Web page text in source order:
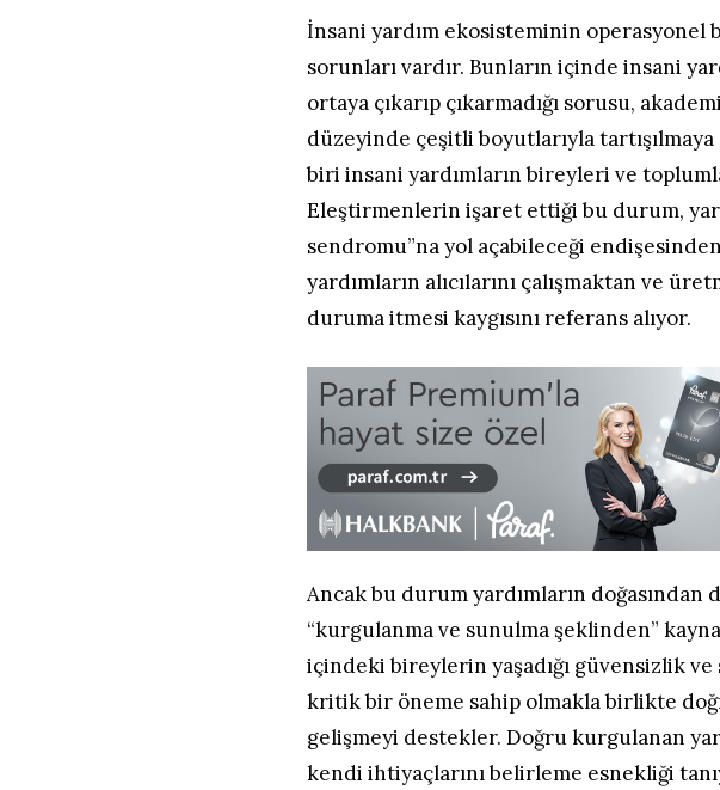
İnsani yardım ekosisteminin operasyonel
sorunları vardır. Bunların içinde insani
ortaya çıkarıp çıkarmadığı sorusu,
düzeyinde çeşitli boyutlarıyla
biri insani yardımların bireyleri ve
Eleştirmenlerin işaret ettiği bu durum,
sendromu”na yol açabileceği
yardımların alıcılarını çalışmaktan ve
duruma itmesi kaygısını referans alıyor.
Ancak bu durum yardımların doğasından
“kurgulanma ve sunulma şeklinden”
içindeki bireylerin yaşadığı güvensizlik ve
kritik bir öneme sahip olmakla birlikte
gelişmeyi destekler. Doğru kurgulanan
kendi ihtiyaçlarını belirleme esnekliği